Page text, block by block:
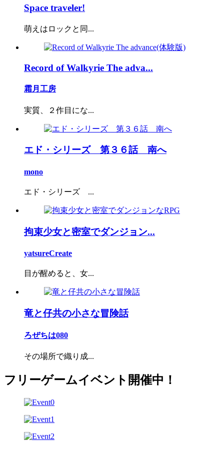
Space traveler!
萌えはロックと同...
Record of Walkyrie The adva...
霜月工房
実質、２作目にな...
エド・シリーズ 第３６話 南へ
mono
エド・シリーズ ...
拘束少女と密室でダンジョン...
yatsureCreate
目が醒めると、女...
竜と仔共の小さな冒険話
ろぜちは080
その場所で織り成...
フリーゲームイベント開催中！